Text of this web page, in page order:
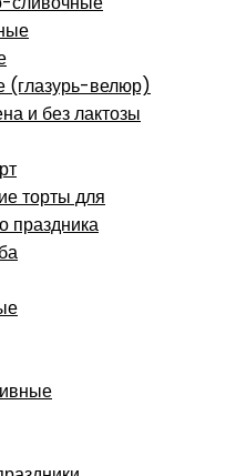
(глазурь-велюр)
и без лактозы
торты для
праздника